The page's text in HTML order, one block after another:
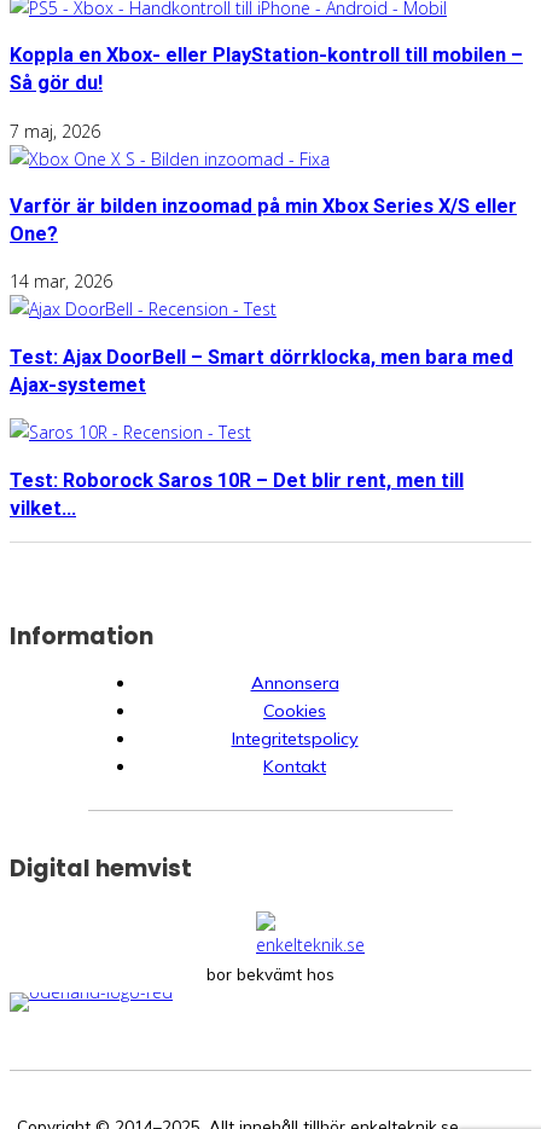
Koppla en Xbox- eller PlayStation-kontroll till mobilen –
Så gör du!
7 maj, 2026
Varför är bilden inzoomad på min Xbox Series X/S eller
One?
14 mar, 2026
Test: Ajax DoorBell – Smart dörrklocka, men bara med
Ajax-systemet
Test: Roborock Saros 10R – Det blir rent, men till
vilket...
Information
Annonsera
Cookies
Integritetspolicy
Kontakt
Digital hemvist
bor bekvämt hos